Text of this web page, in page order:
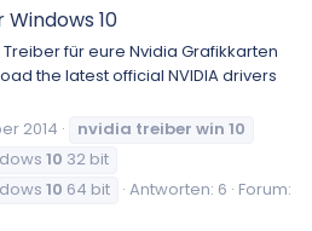
10
für eure Nvidia Grafikkarten
the latest official NVIDIA drivers
2014 nvidia treiber win 10
dows 10 32 bit
dows 10 64 bit Antworten: 6 Forum: